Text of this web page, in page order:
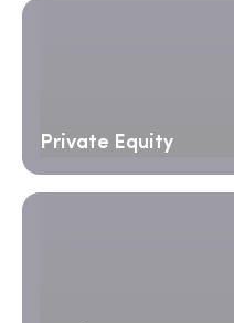
Private Equity